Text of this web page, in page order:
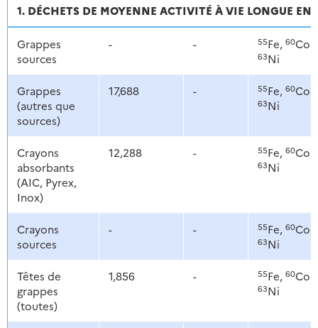
1. DÉCHETS DE MOYENNE ACTIVITÉ À VIE LONGUE
Grappes
sources
- - 55Fe, 60Co,
63Ni
Grappes
(autres que
sources)
17,688 - 55Fe, 60Co,
63Ni
Crayons
absorbants
(AIC, Pyrex,
Inox)
12,288 - 55Fe, 60Co,
63Ni
Crayons
sources
- - 55Fe, 60Co,
63Ni
Têtes de
grappes
(toutes)
1,856 - 55Fe, 60Co,
63Ni